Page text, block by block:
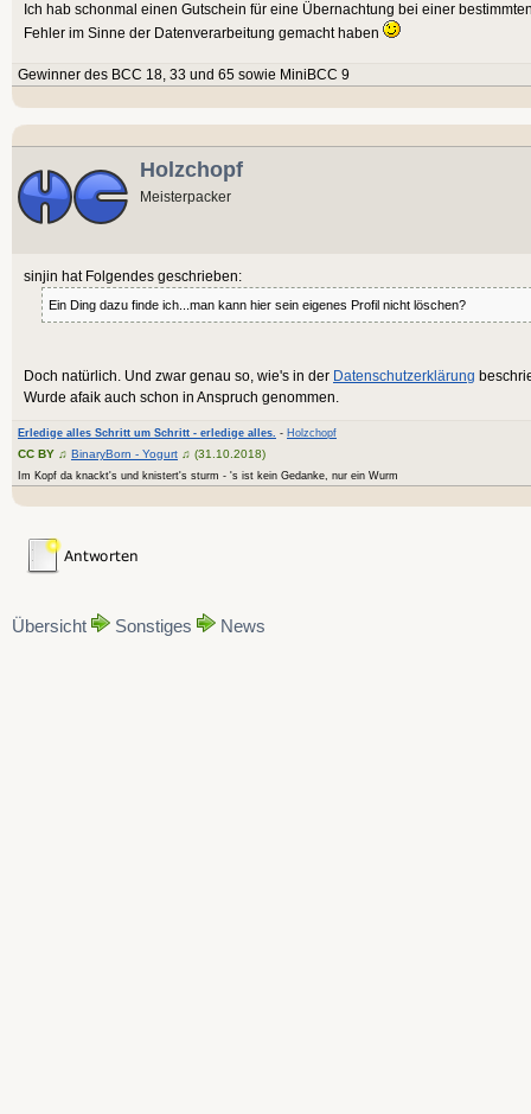
Ich hab schonmal einen Gutschein für eine Übernachtung bei einer
Fehler im Sinne der Datenverarbeitung gemacht haben
Gewinner des BCC 18, 33 und 65 sowie MiniBCC 9
Holzchopf
Meisterpacker
sinjin hat Folgendes geschrieben:
Ein Ding dazu finde ich...man kann hier sein eigenes Profil nicht löschen?
Doch natürlich. Und zwar genau so, wie's in der Datenschutzerklärung
Wurde afaik auch schon in Anspruch genommen.
Erledige alles Schritt um Schritt - erledige alles. - Holzchopf
CC BY ♫ BinaryBorn - Yogurt ♫ (31.10.2018)
Im Kopf da knackt's und knistert's sturm - 's ist kein Gedanke, nur ein Wurm
Übersicht Sonstiges News